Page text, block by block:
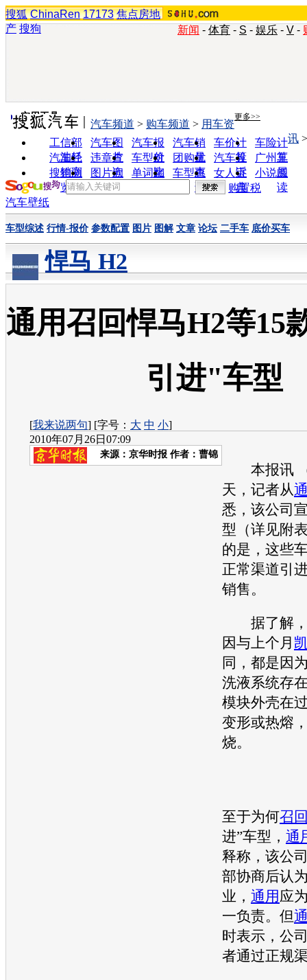
搜狐 ChinaRen 17173 焦点房地
产 搜狗 新闻 - 体育 - S - 娱乐 - V -
实用工具 更多>>
工信部
油耗
汽车图
片
汽车报
价
汽车销
量
车价计
算
车险计
算
汽车经
销商
违章查
询
车型对
比
团购优
惠
汽车投
诉
广州车
展
搜狗浏
览器
图片欣
赏
单词翻
车型查
询
女人宝
典
小说阅
读
汽车频道 > 购车频道 > 用车资
讯
购置税
汽车壁纸
车型综述 行情-报价 参数配置 图片 图解 文章 论坛 二手车 底价买车
悍马 H2
通用召回悍马H2等15
引进"车型
[我来说两句] [字号： 大 中 小]
2010年07月26日07:09
来源： 京华时报 作者：曹锦
本报讯 （
天，记者从
悉，该公司
型（详见附
的是，这些
正常渠道引
销售。
据了解，
因与上个月
同，都是因
洗液系统存
模块外壳在
变形或热熔
烧。
至于为何召
进”车型， 通
释称，该公
部协商后认
业， 通用应
一负责。但
时表示，公
者通过正规